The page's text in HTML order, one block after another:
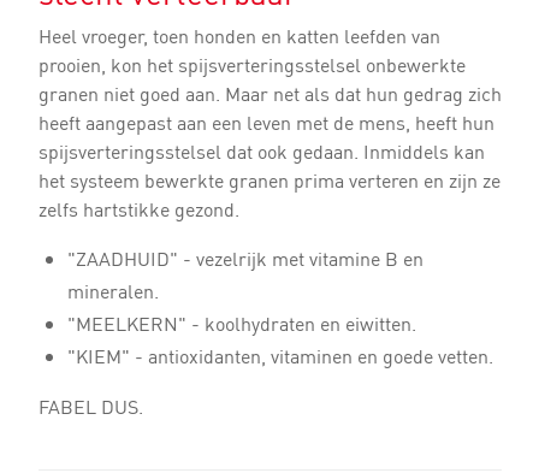
Heel vroeger, toen honden en katten leefden van
prooien, kon het spijsverteringsstelsel onbewerkte
granen niet goed aan. Maar net als dat hun gedrag zich
heeft aangepast aan een leven met de mens, heeft hun
spijsverteringsstelsel dat ook gedaan. Inmiddels kan
het systeem bewerkte granen prima verteren en zijn ze
zelfs hartstikke gezond.
"ZAADHUID" - vezelrijk met vitamine B en
mineralen.
"MEELKERN" - koolhydraten en eiwitten.
"KIEM" - antioxidanten, vitaminen en goede vetten.
FABEL DUS.